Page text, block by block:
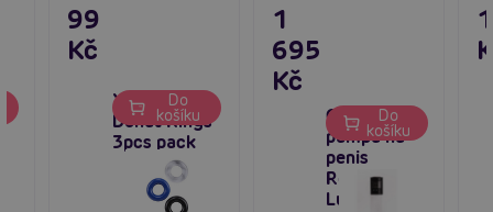
X-Basic
Donut Rings
3pcs pack
99
Kč
Do
košíku
Chytrá
pumpa na
penis
Realov
LuvPump
1
695
Kč
Do
košíku